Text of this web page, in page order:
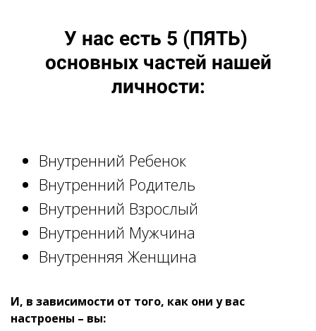
У нас есть 5 (ПЯТЬ)
основных частей нашей
личности:
Внутренний Ребенок
Внутренний Родитель
Внутренний Взрослый
Внутренний Мужчина
Внутренняя Женщина
И, в зависимости от того, как они у вас
настроены – вы: